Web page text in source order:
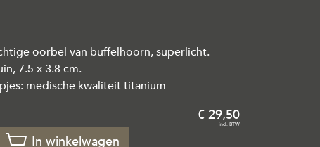
oorbel van buffelhoorn, superlicht.
7.5 x 3.8 cm.
medische kwaliteit titanium
29,50
In winkelwagen